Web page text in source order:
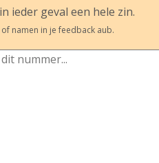
ieder geval een hele zin.
namen in je feedback aub.